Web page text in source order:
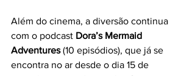
Além do cinema, a diversão continua
com o podcast Dora’s Mermaid
Adventures (10 episódios), que já se
encontra no ar desde o dia 15 de